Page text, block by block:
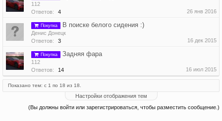
112
Ответов:
4 26 янв 2016
Покупка В поиске белого сидения :)
Денис Донецк
Ответов:
3 16 дек 2015
Покупка Задняя фара
112
Ответов:
14 16 июл 2015
Показано тем: с 1 по 18 из 18.
Настройки отображения тем
(Вы должны войти или зарегистрироваться, чтобы разместить сообщение.)